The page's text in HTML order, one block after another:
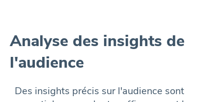
Analyse des insights de
l'audience
Des insights précis sur l'audience sont